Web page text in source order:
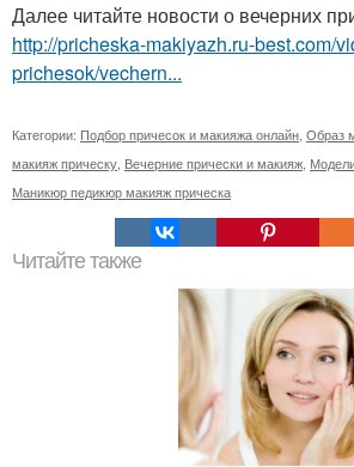
Далее читайте новости о вечерних
http://pricheska-makiyazh.ru-best.com/
prichesok/vechern...
Категории: Подбор причесок и макияжа онлайн, Образ
макияж прическу, Вечерние прически и макияж,
Маникюр педикюр макияж прическа
Читайте также